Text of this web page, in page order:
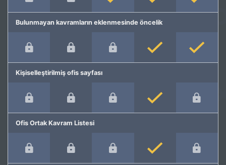
Bulunmayan kavramların eklenmesinde öncelik
Kişiselleştirilmiş ofis sayfası
Ofis Ortak Kavram Listesi